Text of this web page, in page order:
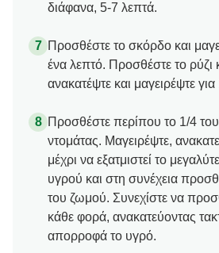
διάφανα, 5-7 λεπτά.
Προσθέστε το σκόρδο και
ένα λεπτό. Προσθέστε το ρύζι
ανακατέψτε και μαγειρέψτε
Προσθέστε περίπου το 1/4
ντομάτας. Μαγειρέψτε,
μέχρι να εξατμιστεί το
υγρού και στη συνέχεια
του ζωμού. Συνεχίστε να
κάθε φορά, ανακατεύοντας
απορροφά το υγρό.